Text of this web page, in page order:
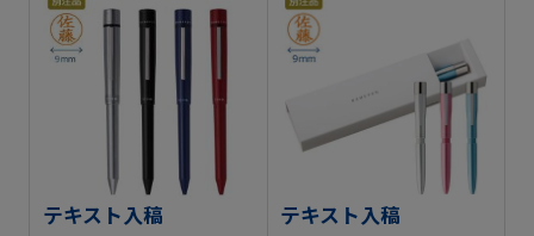
テキスト入稿
テキスト入稿